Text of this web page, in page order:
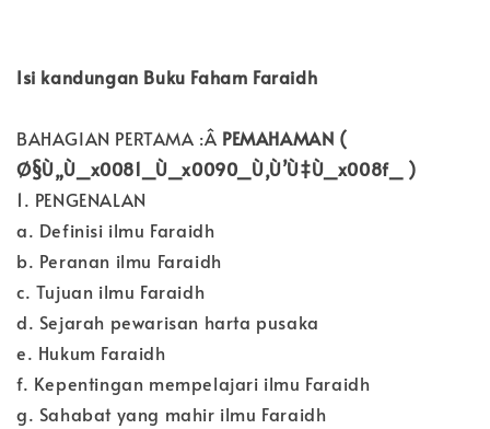
Isi kandungan Buku Faham Faraidh
BAHAGIAN PERTAMA :Â PEMAHAMAN (
Ø§Ù„Ù_x0081_Ù_x0090_Ù‚Ù’Ù‡Ù_x008f_ )
1. PENGENALAN
a. Definisi ilmu Faraidh
b. Peranan ilmu Faraidh
c. Tujuan ilmu Faraidh
d. Sejarah pewarisan harta pusaka
e. Hukum Faraidh
f. Kepentingan mempelajari ilmu Faraidh
g. Sahabat yang mahir ilmu Faraidh